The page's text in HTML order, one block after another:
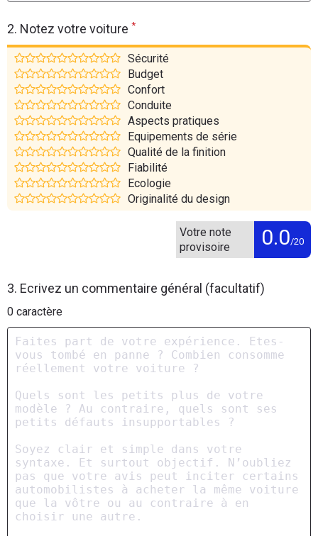
Moto
Marques
2. Notez votre voiture *
Sécurité
Budget
Confort
Conduite
Aspects pratiques
Equipements de série
Qualité de la finition
Fiabilité
Ecologie
Originalité du design
Votre note
provisoire
0.0/20
3. Ecrivez un commentaire général (facultatif)
0 caractère